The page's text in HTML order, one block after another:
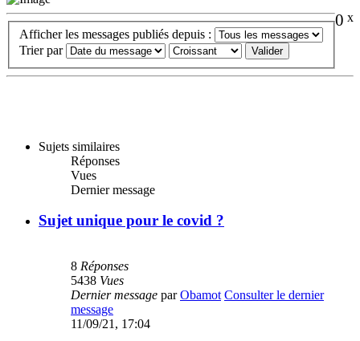
0 x
Afficher les messages publiés depuis :
Trier par
Sujets similaires
Réponses
Vues
Dernier message
Sujet unique pour le covid ?
8 Réponses
5438 Vues
Dernier message parObamot Consulter le dernier
message
11/09/21, 17:04